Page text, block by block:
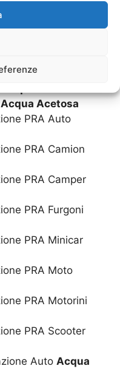
ScooterAcqua
Acetosa
Acqua Acetosa
PRA Auto
PRA Camion
PRA Camper
PRA Furgoni
PRA Minicar
PRA Moto
PRA Motorini
PRA Scooter
Auto Acqua